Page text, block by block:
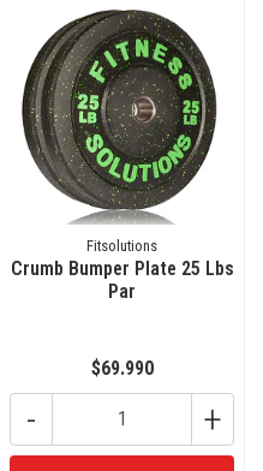
Fitsolutions
Crumb Bumper Plate 25 Lbs
Par
$69.990
+
-